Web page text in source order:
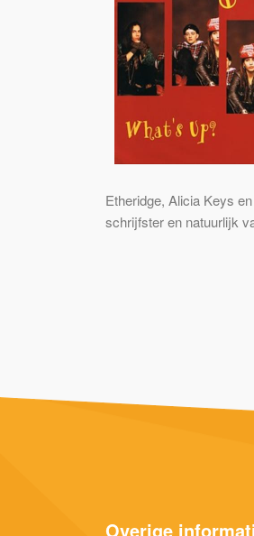
Etheridge, Alicia Keys
schrijfster en natuurlijk
Overige